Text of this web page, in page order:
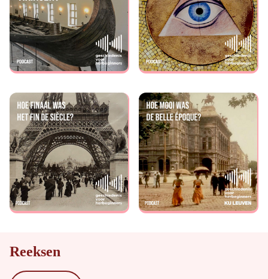
Reeksen